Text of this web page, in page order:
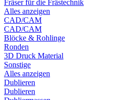
Fräser für die Frästechnik
Alles anzeigen
CAD/CAM
CAD/CAM
Blöcke & Rohlinge
Ronden
3D Druck Material
Sonstige
Alles anzeigen
Dublieren
Dublieren